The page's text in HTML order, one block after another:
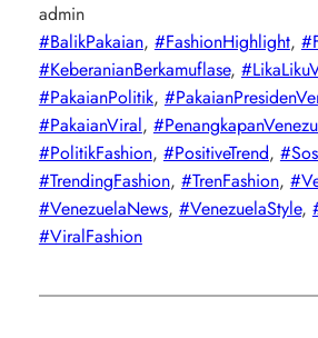
admin
#BalikPakaian, #FashionHighlight,
#KeberanianBerkamuflase,
#PakaianPolitik,
#PakaianViral,
#PolitikFashion, #PositiveTrend,
#TrendingFashion, #TrenFashion,
#VenezuelaNews, #VenezuelaStyle,
#ViralFashion